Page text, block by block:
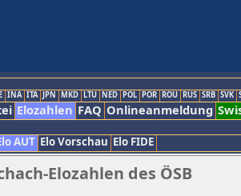
INA ITA JPN MKD LTU NED POL POR ROU RUS SRB SVK
Elozahlen FAQ Onlineanmeldung
AUT Elo Vorschau Elo FIDE
Elozahlen des ÖSB